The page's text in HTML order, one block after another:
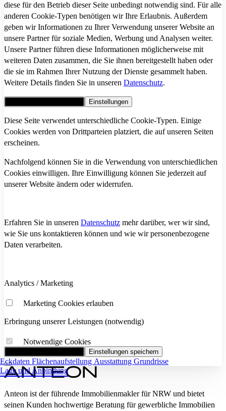
Eckdaten Flächenaufstellung Ausstattung Grundrisse
Lage und Anbindung
diese für den Betrieb dieser Seite unbedingt notwendig sind. Für alle
anderen Cookie-Typen benötigen wir Ihre Erlaubnis. Außerdem
geben wir Informationen zu Ihrer Verwendung unserer Website an
unsere Partner für soziale Medien, Werbung und Analysen weiter.
Unsere Partner führen diese Informationen möglicherweise mit
weiteren Daten zusammen, die Sie ihnen bereitgestellt haben oder
die sie im Rahmen Ihrer Nutzung der Dienste gesammelt haben.
Weitere Details finden Sie in unseren Datenschutz.
Einstellungen
Diese Seite verwendet unterschiedliche Cookie-Typen. Einige
Cookies werden von Drittparteien platziert, die auf unseren Seiten
erscheinen.
Nachfolgend können Sie in die Verwendung von unterschiedlichen
Cookies einwilligen. Ihre Einwilligung können Sie jederzeit auf
unserer Website ändern oder widerrufen.
Erfahren Sie in unseren Datenschutz mehr darüber, wer wir sind,
wie Sie uns kontaktieren können und wie wir personenbezogene
Daten verarbeiten.
Analytics / Marketing
Marketing Cookies erlauben
Erbringung unserer Leistungen (notwendig)
Notwendige Cookies
Einstellungen speichern
Anteon ist der führende Immobilienmakler für NRW und bietet
seinen Kunden hochwertige Beratung für gewerbliche Immobilien